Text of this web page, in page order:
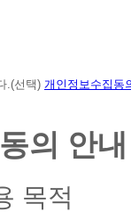
.(선택) 개인정보수집동
의 안내
목적